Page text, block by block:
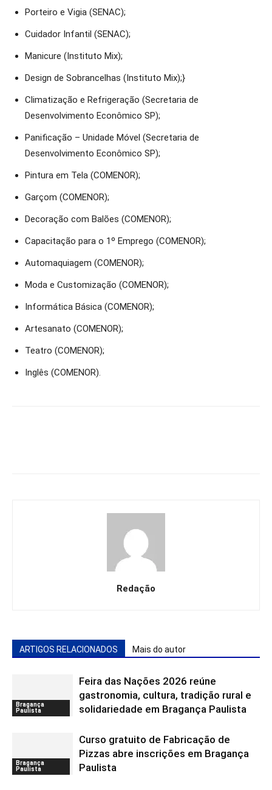
Porteiro e Vigia (SENAC);
Cuidador Infantil (SENAC);
Manicure (Instituto Mix);
Design de Sobrancelhas (Instituto Mix);}
Climatização e Refrigeração (Secretaria de
Desenvolvimento Econômico SP);
Panificação – Unidade Móvel (Secretaria de
Desenvolvimento Econômico SP);
Pintura em Tela (COMENOR);
Garçom (COMENOR);
Decoração com Balões (COMENOR);
Capacitação para o 1º Emprego (COMENOR);
Automaquiagem (COMENOR);
Moda e Customização (COMENOR);
Informática Básica (COMENOR);
Artesanato (COMENOR);
Teatro (COMENOR);
Inglês (COMENOR).
Redação
ARTIGOS RELACIONADOS Mais do autor
Bragança
Paulista
Feira das Nações 2026 reúne
gastronomia, cultura, tradição rural e
solidariedade em Bragança Paulista
Bragança
Paulista
Curso gratuito de Fabricação de
Pizzas abre inscrições em Bragança
Paulista